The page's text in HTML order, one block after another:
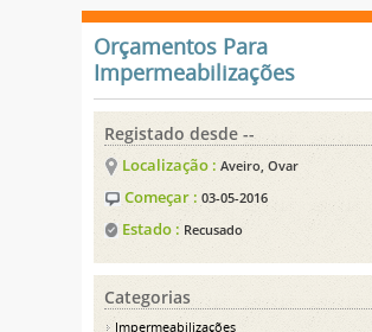
Orçamentos Para
Impermeabilizações
Registado desde --
Localização : Aveiro, Ovar
Começar : 03-05-2016
Estado : Recusado
Categorias
Impermeabilizações